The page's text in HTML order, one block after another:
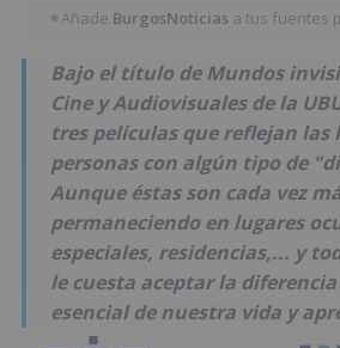
★Añade BurgosNoticias a tus fuentes
Bajo el título de Mundos
Cine y Audiovisuales de la
tres películas que reflejan las
personas con algún tipo de
Aunque éstas son cada vez
permaneciendo en lugares
especiales, residencias,... y
le cuesta aceptar la
esencial de nuestra vida y